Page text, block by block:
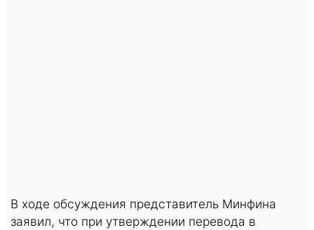
В ходе обсуждения представитель Минфина
заявил, что при утверждении перевода в